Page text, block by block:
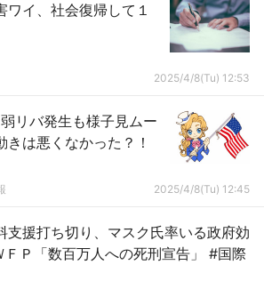
ワイ、社会復帰して１
2025/4/8(Tu) 12:53
リバ発生も様子見ムー
きは悪くなかった？！
2025/4/8(Tu) 12:45
支援打ち切り、マスク氏率いる政府効
Ｐ「数百万人への死刑宣告」 #国際